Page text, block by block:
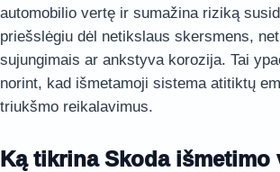
automobilio vertę ir sumažina riziką
priešslėgiu dėl netikslaus skersmens,
sujungimais ar ankstyva korozija. Tai
norint, kad išmetamoji sistema atitiktų
triukšmo reikalavimus.
Ką tikrina Skoda išmetimo